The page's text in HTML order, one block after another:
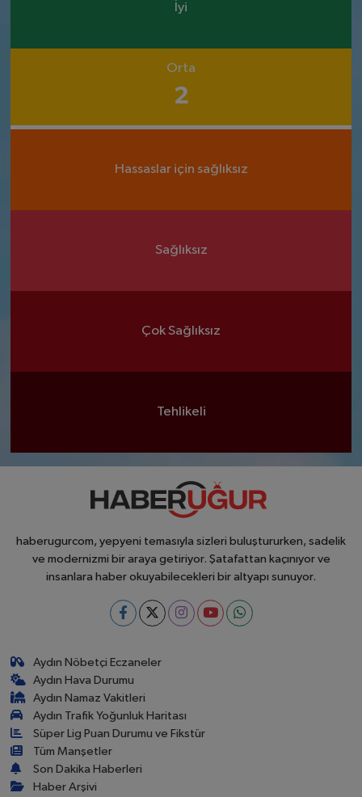
İyi
Orta
2
Hassaslar için sağlıksız
Sağlıksız
Çok Sağlıksız
Tehlikeli
haberugurcom, yepyeni temasıyla sizleri buluştururken, sadelik
ve modernizmi bir araya getiriyor. Şatafattan kaçınıyor ve
insanlara haber okuyabilecekleri bir altyapı sunuyor.
Aydın Nöbetçi Eczaneler
Aydın Hava Durumu
Aydın Namaz Vakitleri
Aydın Trafik Yoğunluk Haritası
Süper Lig Puan Durumu ve Fikstür
Tüm Manşetler
Son Dakika Haberleri
Haber Arşivi